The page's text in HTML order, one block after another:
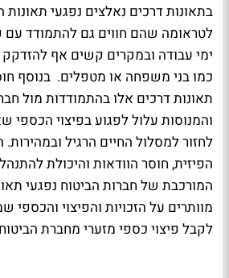
בתאונות דרכים נאלצים נפגעי
לטראומה שהם חווים גם להתמודד עם
ימי עבודה ובמקרים קשים אף
כמו בני משפחה או מטפלים. בנוסף
תאונות דרכים אלו בהתמודדות מול
והמנוסות עלול לפגוע בפיצוי הכספי
לחזור למסלול החיים הרגיל
הפיזית, חוסר הוודאות והיכולת
המורכבת של חברות הביטוח נפגעי
מוותרים על הזכויות והפיצוי והכספי
לקבל פיצוי כספי מזערי מחברת